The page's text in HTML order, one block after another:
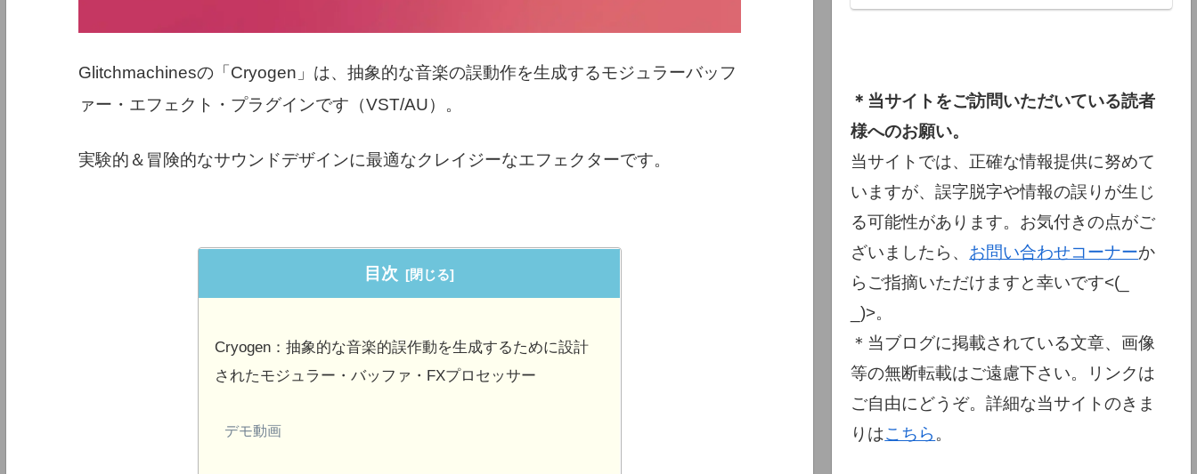
Glitchmachinesの「Cryogen」は、抽象的な音楽の誤動作を生成するモジュラーバッフ
ァー・エフェクト・プラグインです（VST/AU）。
実験的＆冒険的なサウンドデザインに最適なクレイジーなエフェクターです。
目次
Cryogen：抽象的な音楽的誤作動を生成するために設計
されたモジュラー・バッファ・FXプロセッサー
デモ動画
で、世界中のミュージシャンに利用さ
＊当サイトをご訪問いただいている読者
様へのお願い。
当サイトでは、正確な情報提供に努めて
いますが、誤字脱字や情報の誤りが生じ
る可能性があります。お気付きの点がご
ざいましたら、 お問い合わせコーナーか
らご指摘いただけますと幸いです<(_
_)>。
＊当ブログに掲載されている文章、画像
等の無断転載はご遠慮下さい。リンクは
ご自由にどうぞ。詳細な当サイトのきま
りはこちら 。